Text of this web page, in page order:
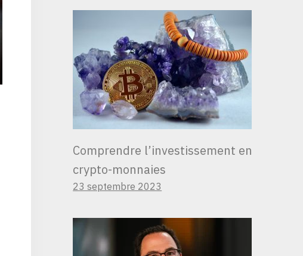
Comprendre l’investissement en
crypto-monnaies
23 septembre 2023